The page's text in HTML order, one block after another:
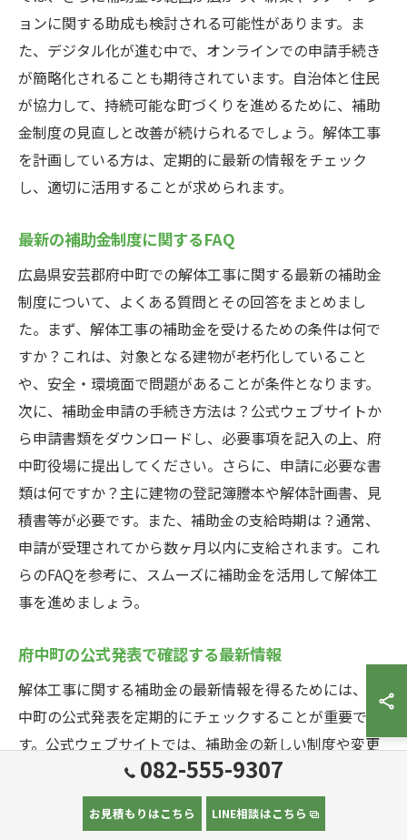
ョンに関する助成も検討される可能性があります。ま
た、デジタル化が進む中で、オンラインでの申請手続き
が簡略化されることも期待されています。自治体と住民
が協力して、持続可能な町づくりを進めるために、補助
金制度の見直しと改善が続けられるでしょう。解体工事
を計画している方は、定期的に最新の情報をチェック
し、適切に活用することが求められます。
最新の補助金制度に関するFAQ
広島県安芸郡府中町での解体工事に関する最新の補助金
制度について、よくある質問とその回答をまとめまし
た。まず、解体工事の補助金を受けるための条件は何で
すか？これは、対象となる建物が老朽化していること
や、安全・環境面で問題があることが条件となります。
次に、補助金申請の手続き方法は？公式ウェブサイトか
ら申請書類をダウンロードし、必要事項を記入の上、府
中町役場に提出してください。さらに、申請に必要な書
類は何ですか？主に建物の登記簿謄本や解体計画書、見
積書等が必要です。また、補助金の支給時期は？通常、
申請が受理されてから数ヶ月以内に支給されます。これ
らのFAQを参考に、スムーズに補助金を活用して解体工
事を進めましょう。
府中町の公式発表で確認する最新情報
解体工事に関する補助金の最新情報を得るためには、府
中町の公式発表を定期的にチェックすることが重要で
す。公式ウェブサイトでは、補助金の新しい制度や変更
点、申請期間などが随時更新されます。また、府中町役
場からの広報誌や掲示板も有益な情報源となります。特
に、年度末や新年度の開始時期には、補助金制度の見直
082-555-9307
お見積もりはこちら LINE相談はこちら